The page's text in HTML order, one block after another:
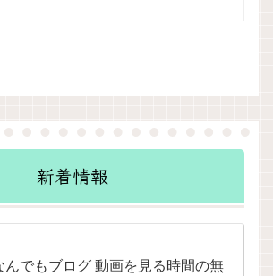
新着情報
んでもブログ 動画を見る時間の無